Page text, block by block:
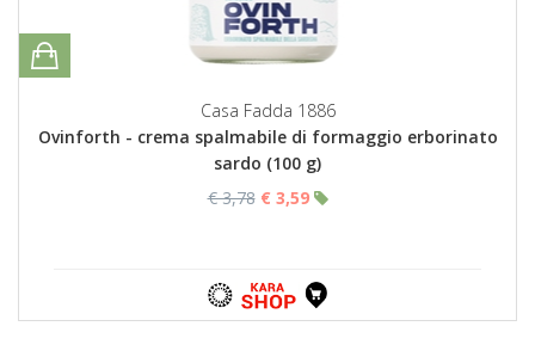
Casa Fadda 1886
Ovinforth - crema spalmabile di formaggio erborinato
sardo (100 g)
€ 3,78 € 3,59